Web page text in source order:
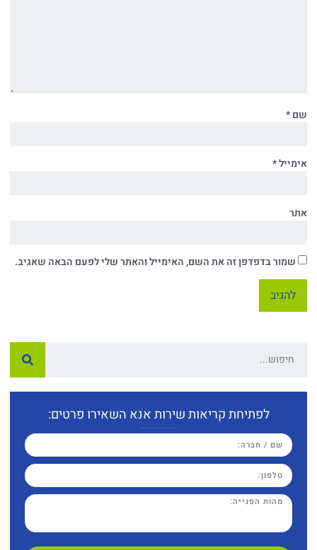
שם*
אימייל*
אתר
שמור בדפדפן זה את השם, האימייל והאתר שלי לפעם הבאה שאגיב.
לפתיחת קריאות שירות אנא השאירו פרטים: